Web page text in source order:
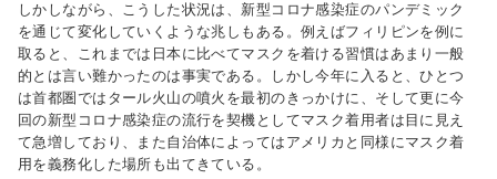
しかしながら、こうした状況は、新型コロナ感染症のパンデミック
を通じて変化していくような兆しもある。例えばフィリピンを例に
取ると、これまでは日本に比べてマスクを着ける習慣はあまり一般
的とは言い難かったのは事実である。しかし今年に入ると、ひとつ
は首都圏ではタール火山の噴火を最初のきっかけに、そして更に今
回の新型コロナ感染症の流行を契機としてマスク着用者は目に見え
て急増しており、また自治体によってはアメリカと同様にマスク着
用を義務化した場所も出てきている。